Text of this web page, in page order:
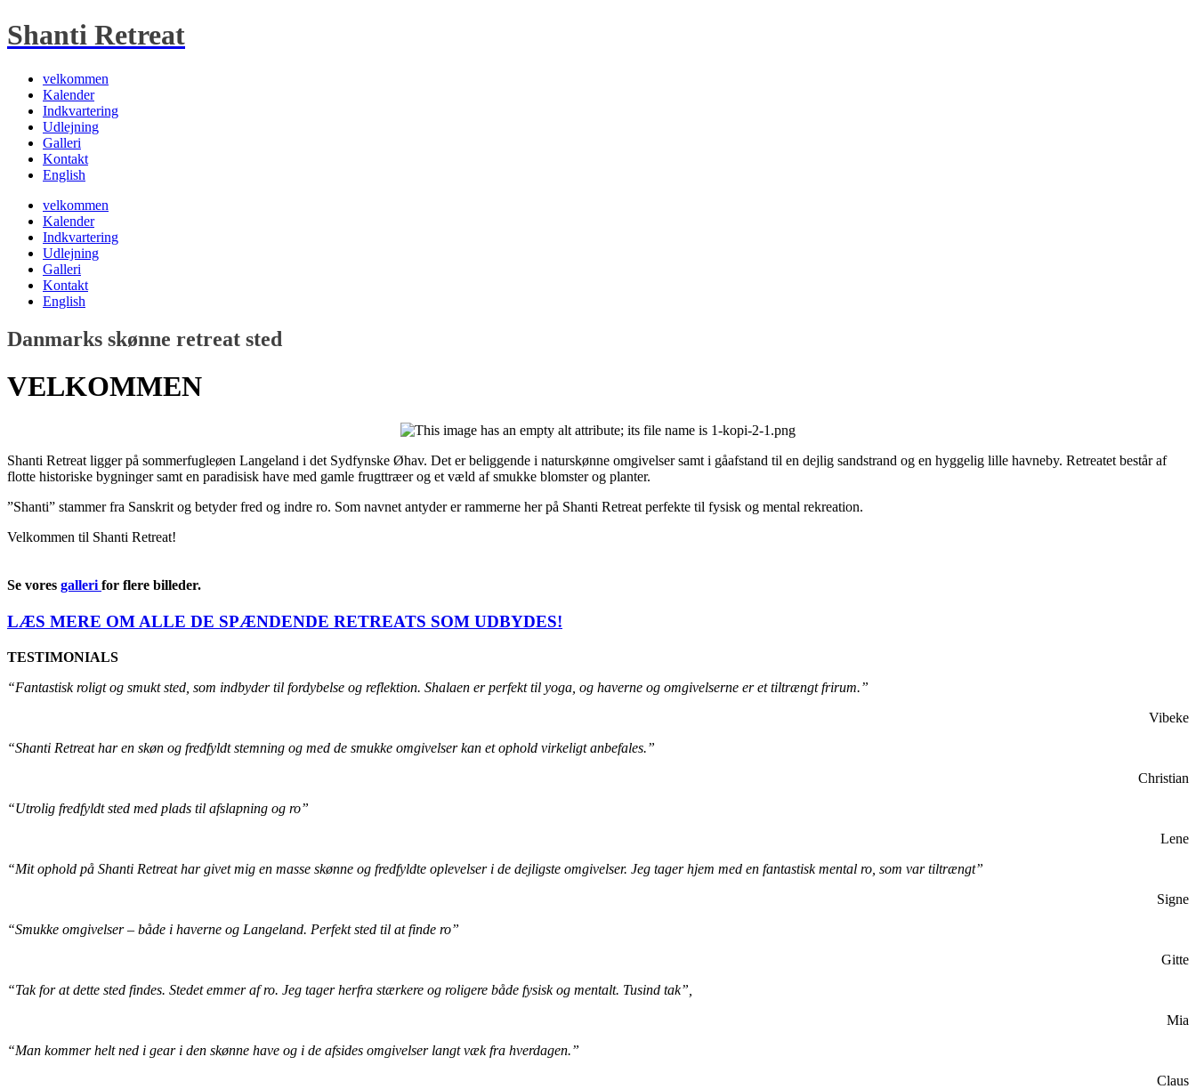
Shanti Retreat
velkommen
Kalender
Indkvartering
Udlejning
Galleri
Kontakt
English
velkommen
Kalender
Indkvartering
Udlejning
Galleri
Kontakt
English
Danmarks skønne retreat sted
VELKOMMEN
Shanti Retreat ligger på sommerfugleøen Langeland i det Sydfynske Øhav. Det er beliggende i naturskønne omgivelser samt i gåafstand til en dejlig sandstrand og en hyggelig lille havneby. Retreatet består af
flotte historiske bygninger samt en paradisisk have med gamle frugttræer og et væld af smukke blomster og planter.
”Shanti” stammer fra Sanskrit og betyder fred og indre ro. Som navnet antyder er rammerne her på Shanti Retreat perfekte til fysisk og mental rekreation.
Velkommen til Shanti Retreat!
Se vores galleri for flere billeder.
LÆS MERE OM ALLE DE SPÆNDENDE RETREATS SOM UDBYDES!
TESTIMONIALS
“Fantastisk roligt og smukt sted, som indbyder til fordybelse og reflektion. Shalaen er perfekt til yoga, og haverne og omgivelserne er et tiltrængt frirum.”
Vibeke
“Shanti Retreat har en skøn og fredfyldt stemning og med de smukke omgivelser kan et ophold virkeligt anbefales.”
Christian
“Utrolig fredfyldt sted med plads til afslapning og ro”
Lene
“Mit ophold på Shanti Retreat har givet mig en masse skønne og fredfyldte oplevelser i de dejligste omgivelser. Jeg tager hjem med en fantastisk mental ro, som var tiltrængt”
Signe
“Smukke omgivelser – både i haverne og Langeland. Perfekt sted til at finde ro”
Gitte
“Tak for at dette sted findes. Stedet emmer af ro. Jeg tager herfra stærkere og roligere både fysisk og mentalt. Tusind tak”,
Mia
“Man kommer helt ned i gear i den skønne have og i de afsides omgivelser langt væk fra hverdagen.”
Claus